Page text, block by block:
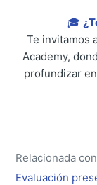
🎓
Te invitamos
Academy,
profundizar
Relacionada con
Evaluación